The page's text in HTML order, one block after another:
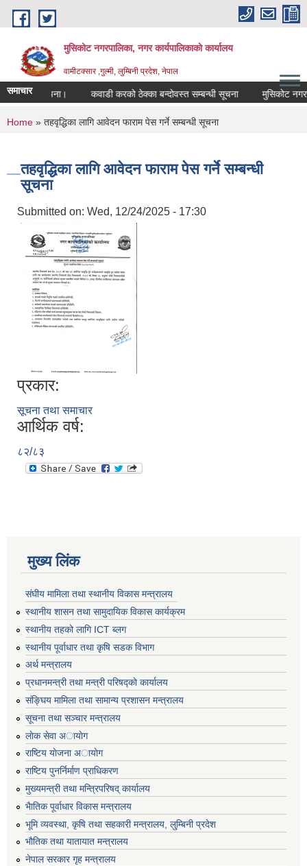
Skip to main content
मुसिकोट नगरपालिका, नगर कार्यपालिकाकाे कार्यालय
वामीटक्सार ,गुल्मी, लुम्बिनी प्रदेश, नेपाल
समाचारसूचना। कवाडी करको ठेक्का बन्दोवस्त सम्बन्धी सूचना मुसिकोट
You are here
Home » तहवृद्धिका लागि आवेदन फाराम पेस गर्ने सम्बन्धी सूचना
तहवृद्धिका लागि आवेदन फाराम पेस गर्ने सम्बन्धी
सूचना
Submitted on: Wed, 12/24/2025 - 17:30
प्रकार:
सूचना तथा समाचार
आर्थिक वर्ष:
८२/८३
मुख्य लिंक
संघीय मामिला तथा स्थानीय विकास मन्त्रालय
स्थानीय शासन तथा सामुदायिक विकास कार्यक्रम
स्थानीय तहको लागि ICT ब्लग
स्थानीय पूर्वाधार तथा कृषि सडक विभाग
अर्थ मन्त्रालय
प्रधानमन्त्री तथा मन्त्री परिषद्काे कार्यालय
संङ्घिय मामिला तथा सामान्य प्रशासन मन्त्रालय
सूचना तथा सञ्चार मन्त्रालय
लाेक सेवा अायाेग
राष्टिय याेजना अायाेग
राष्टिय पुनर्निर्माण प्राधिकरण
मुख्यमन्त्री तथा मन्त्रिपरिषद् कार्यालय
भैातिक पूर्वाधार विकास मन्त्रालय
भूमि व्यवस्था, कृषि तथा सहकारी मन्त्रालय, लु्म्बिनी प्रदेश
भाैतिक तथा यातायात मन्त्रालय
नेपाल सरकार गृह मन्त्रालय